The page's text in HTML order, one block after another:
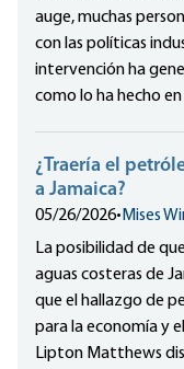
auge, muchas
con las políticas
intervención ha
como lo ha hecho
¿Traería el
a Jamaica?
05/26/2026• Mises
La posibilidad de
aguas costeras de
que el hallazgo de
para la economía y
Lipton Matthews